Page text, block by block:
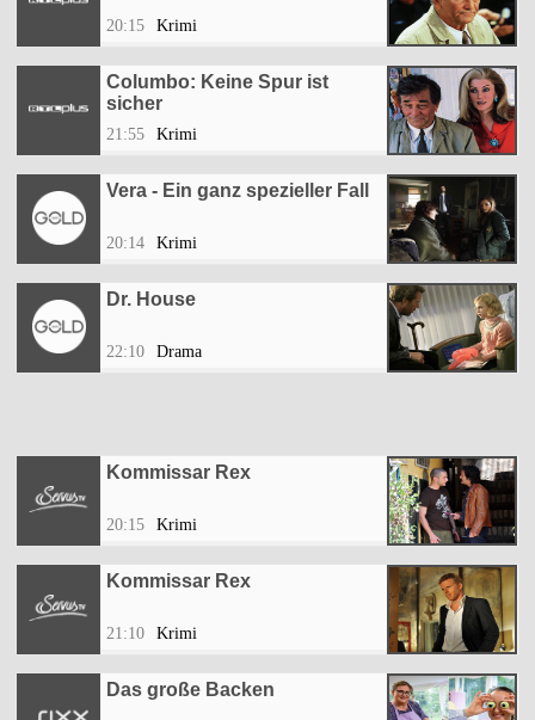
20:15 Krimi
Columbo: Keine Spur ist
sicher
21:55 Krimi
Vera - Ein ganz spezieller Fall
20:14 Krimi
Dr. House
22:10 Drama
Kommissar Rex
20:15 Krimi
Kommissar Rex
21:10 Krimi
Das große Backen